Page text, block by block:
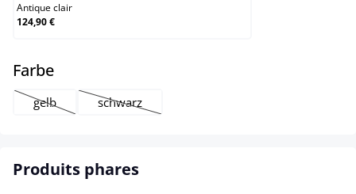
Antique clair
124,90 €
Farbeselect
gelb
(Cette option n'est pas disponible pour le moment.)
schwarz
(Cette option n'est pas disponible pour le
Produits phares